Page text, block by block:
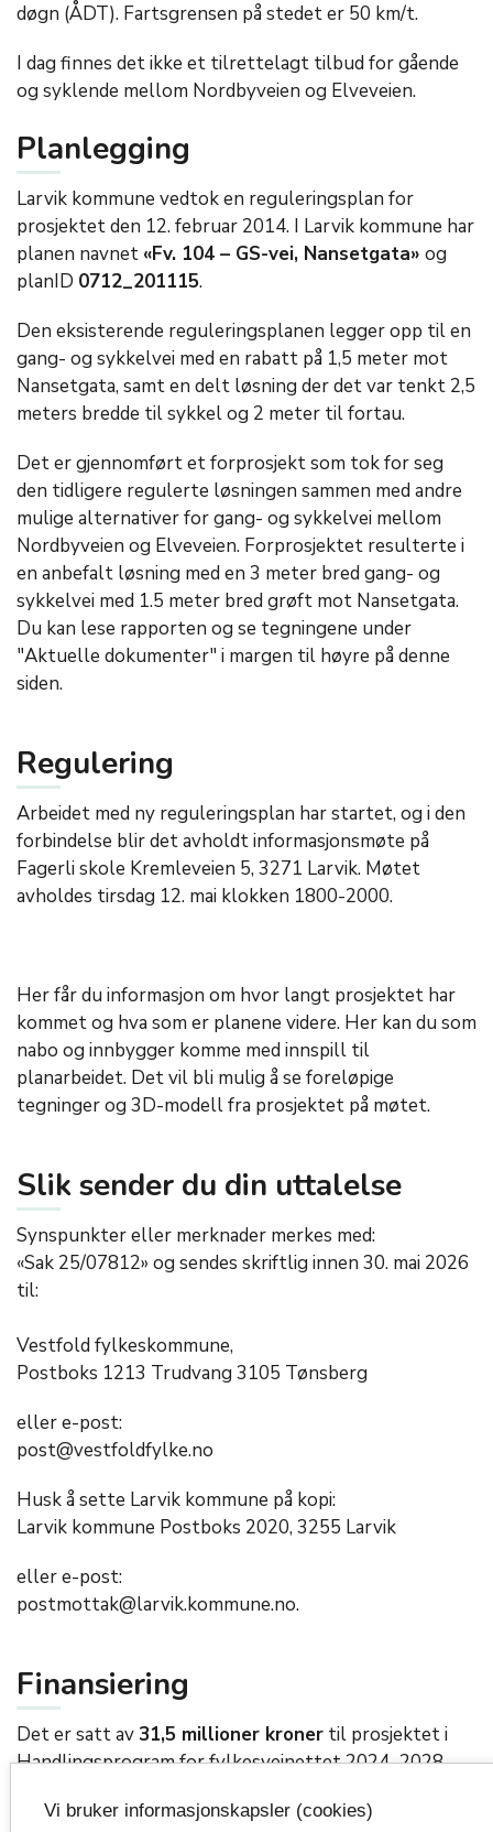
døgn (ÅDT). Fartsgrensen på stedet er 50 km/t.
I dag finnes det ikke et tilrettelagt tilbud for gående
og syklende mellom Nordbyveien og Elveveien.
Planlegging
Larvik kommune vedtok en reguleringsplan for
prosjektet den 12. februar 2014. I Larvik kommune har
planen navnet «Fv. 104 – GS-vei, Nansetgata» og
planID 0712_201115.
Den eksisterende reguleringsplanen legger opp til en
gang- og sykkelvei med en rabatt på 1,5 meter mot
Nansetgata, samt en delt løsning der det var tenkt 2,5
meters bredde til sykkel og 2 meter til fortau.
Det er gjennomført et forprosjekt som tok for seg
den tidligere regulerte løsningen sammen med andre
mulige alternativer for gang- og sykkelvei mellom
Nordbyveien og Elveveien. Forprosjektet resulterte i
en anbefalt løsning med en 3 meter bred gang- og
sykkelvei med 1.5 meter bred grøft mot Nansetgata.
Du kan lese rapporten og se tegningene under
"Aktuelle dokumenter" i margen til høyre på denne
siden.
Regulering
Arbeidet med ny reguleringsplan har startet, og i den
forbindelse blir det avholdt informasjonsmøte på
Fagerli skole Kremleveien 5, 3271 Larvik. Møtet
avholdes tirsdag 12. mai klokken 1800-2000.
Her får du informasjon om hvor langt prosjektet har
kommet og hva som er planene videre. Her kan du som
nabo og innbygger komme med innspill til
planarbeidet. Det vil bli mulig å se foreløpige
tegninger og 3D-modell fra prosjektet på møtet.
Slik sender du din uttalelse
Synspunkter eller merknader merkes med:
«Sak 25/07812» og sendes skriftlig innen 30. mai 2026
til:
Vestfold fylkeskommune,
Postboks 1213 Trudvang 3105 Tønsberg
eller e-post:
post@vestfoldfylke.no
Husk å sette Larvik kommune på kopi:
Larvik kommune Postboks 2020, 3255 Larvik
eller e-post:
postmottak@larvik.kommune.no.
Finansiering
Det er satt av 31,5 millioner kroner til prosjektet i
Handlingsprogram for fylkesveinettet 2024–2028.
Vi bruker informasjonskapsler (cookies)